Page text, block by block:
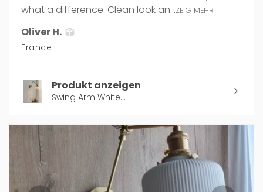
what a difference. Clean look an...ZEIG MEHR
Oliver H.
France
Produkt anzeigen
Swing Arm White...